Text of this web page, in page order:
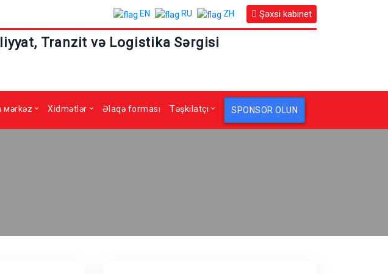
EN RU ZH Şəxsi kabinet
Tranzit və Logistika Sərgisi
мərkəz Xidmətlər Əlaqə forması Təşkilatçı SPONSOR OLUN